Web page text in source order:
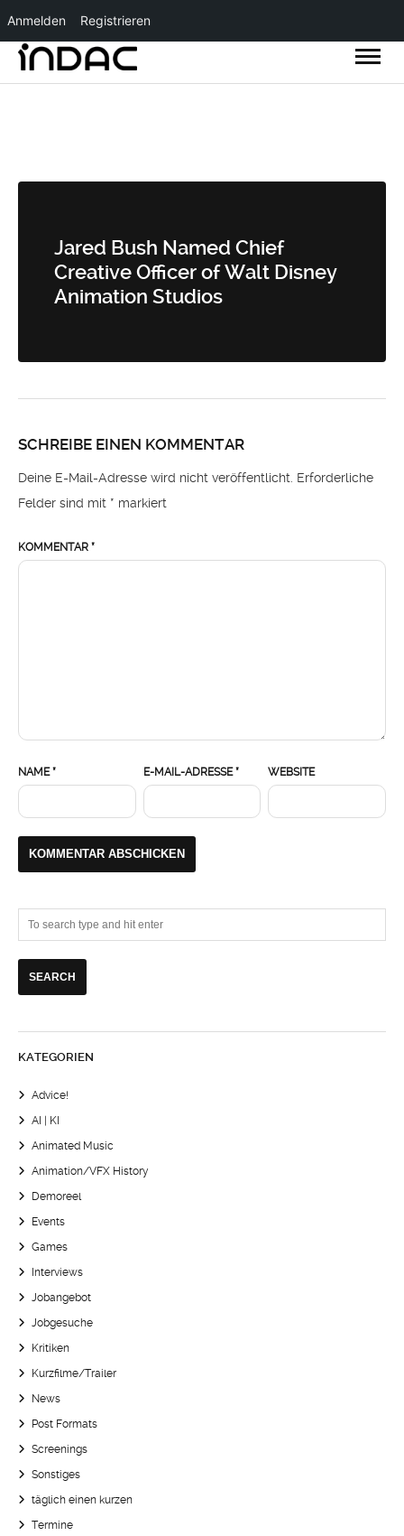
Anmelden Registrieren
Jared Bush Named Chief
Creative Officer of Walt Disney
Animation Studios
SCHREIBE EINEN KOMMENTAR
Deine E-Mail-Adresse wird nicht veröffentlicht. Erforderliche
Felder sind mit * markiert
KOMMENTAR *
NAME* E-MAIL-ADRESSE* WEBSITE
KATEGORIEN
Advice!
AI | KI
Animated Music
Animation/VFX History
Demoreel
Events
Games
Interviews
Jobangebot
Jobgesuche
Kritiken
Kurzfilme/Trailer
News
Post Formats
Screenings
Sonstiges
täglich einen kurzen
Termine